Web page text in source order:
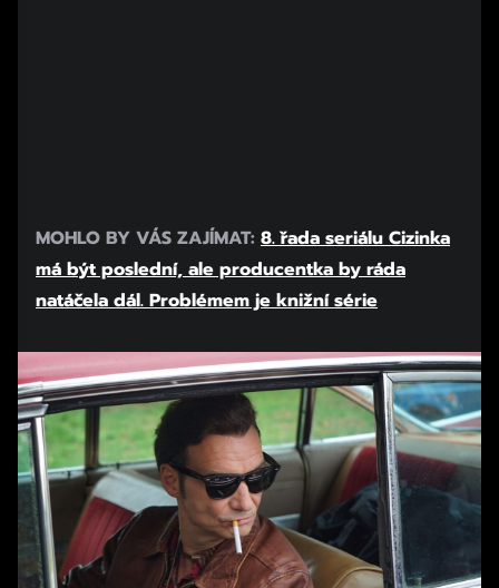
MOHLO BY VÁS ZAJÍMAT: 8. řada seriálu Cizinka
má být poslední, ale producentka by ráda
natáčela dál. Problémem je knižní série